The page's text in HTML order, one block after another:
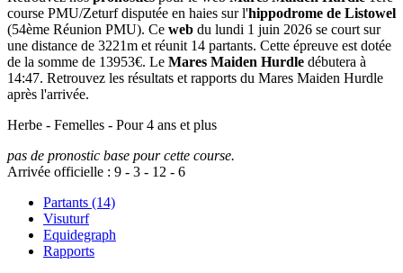
course PMU/Zeturf disputée en haies sur l'hippodrome de Listowel
(54ème Réunion PMU). Ce web du lundi 1 juin 2026 se court sur
une distance de 3221m et réunit 14 partants. Cette épreuve est dotée
de la somme de 13953€. Le Mares Maiden Hurdle débutera à
14:47. Retrouvez les résultats et rapports du Mares Maiden Hurdle
après l'arrivée.
Herbe - Femelles - Pour 4 ans et plus
pas de pronostic base pour cette course.
Arrivée officielle : 9 - 3 - 12 - 6
Partants (14)
Visuturf
Equidegraph
Rapports